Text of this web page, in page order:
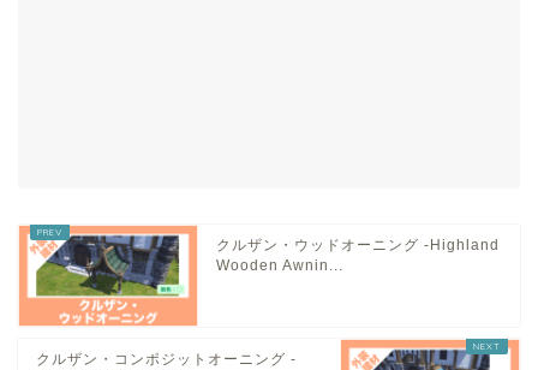
クルザン・ウッドオーニング -Highland
Wooden Awnin...
クルザン・コンポジットオーニング -